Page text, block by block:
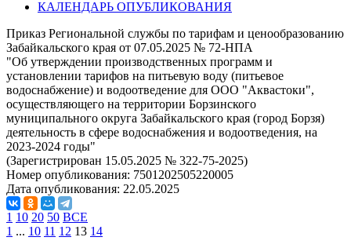
КАЛЕНДАРЬ ОПУБЛИКОВАНИЯ
Приказ Региональной службы по тарифам и ценообразованию
Забайкальского края от 07.05.2025 № 72-НПА
"Об утверждении производственных программ и
установлении тарифов на питьевую воду (питьевое
водоснабжение) и водоотведение для ООО "Аквастоки",
осуществляющего на территории Борзинского
муниципального округа Забайкальского края (город Борзя)
деятельность в сфере водоснабжения и водоотведения, на
2023-2024 годы"
(Зарегистрирован 15.05.2025 № 322-75-2025)
Номер опубликования: 7501202505220005
Дата опубликования: 22.05.2025
1 10 20 50 ВСЕ
1 ... 10 11 12 13 14